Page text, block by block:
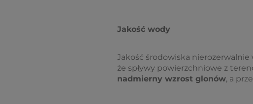
Jakość wody
Jakość środowiska nierozerwalnie
że spływy powierzchniowe z
nadmierny wzrost glonów, a